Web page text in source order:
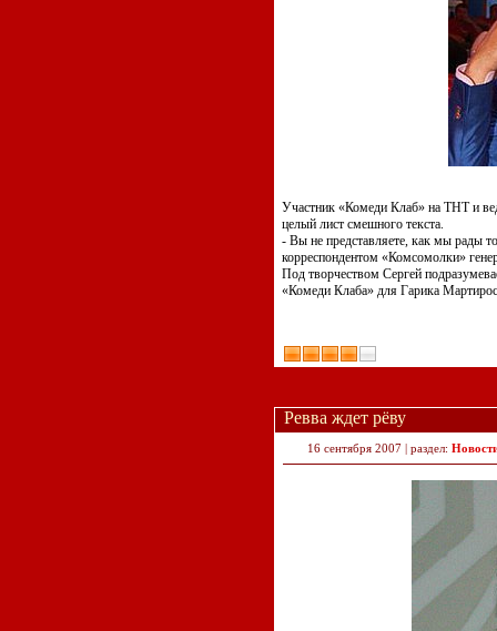
Участник «Комеди Клаб» на ТНТ и
целый лист смешного текста.
- Вы не представляете, как мы рады
корреспондентом «Комсомолки»
Под творчеством Сергей
«Комеди Клаба» для Гарика
Ревва ждет рёву
16 сентября 2007 | раздел: